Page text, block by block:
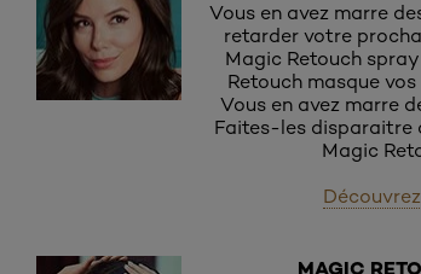
Vous en avez marre
retarder votre
Magic Retouch
Retouch masque
Vous en avez marre
Faites-les disparaitre
Magic
MAGIC